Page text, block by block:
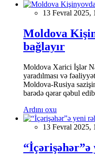
13 Fevral 2025,
Moldova
bağlayır
Moldova Xarici İşlər
yaradılması və
Moldova-Rusiya
barədə qərar qəbul
Ardını oxu
13 Fevral 2025,